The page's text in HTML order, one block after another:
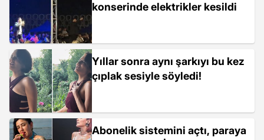
konserinde elektrikler kesildi
Yıllar sonra aynı şarkıyı bu kez
çıplak sesiyle söyledi!
Abonelik sistemini açtı, paraya